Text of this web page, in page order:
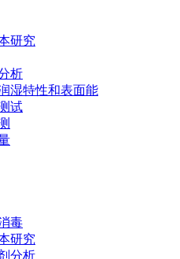
研究
析
湿特性和表面能
试
毒
研究
分析